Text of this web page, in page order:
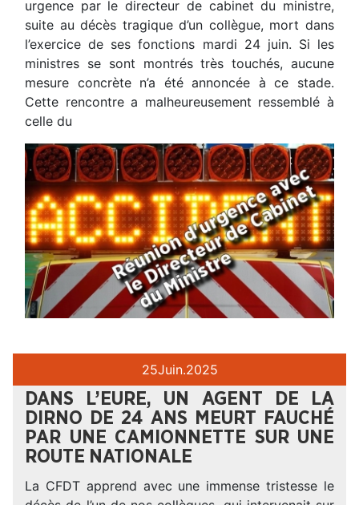
urgence par le directeur de cabinet du ministre,
suite au décès tragique d’un collègue, mort dans
l’exercice de ses fonctions mardi 24 juin. Si les
ministres se sont montrés très touchés, aucune
mesure concrète n’a été annoncée à ce stade.
Cette rencontre a malheureusement ressemblé à
celle du
25Juin.2025
DANS L’EURE, UN AGENT DE LA
DIRNO DE 24 ANS MEURT FAUCHÉ
PAR UNE CAMIONNETTE SUR UNE
ROUTE NATIONALE
La CFDT apprend avec une immense tristesse le